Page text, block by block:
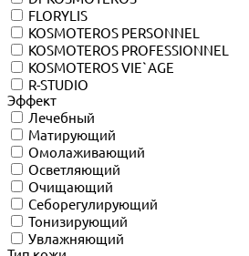
FLORYLIS
KOSMOTEROS PERSONNEL
KOSMOTEROS PROFESSIONNEL
KOSMOTEROS VIE`AGE
R-STUDIO
Эффект
Лечебный
Матирующий
Омолаживающий
Осветляющий
Очищающий
Себорегулирующий
Тонизирующий
Увлажняющий